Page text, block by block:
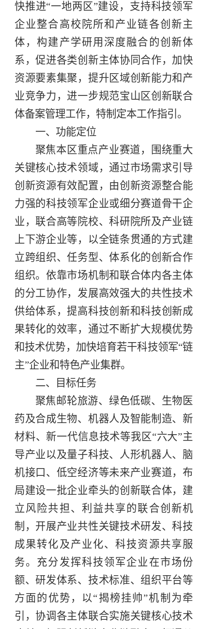
快推进“一地两区”建设， 支持科技领军
企业整合高校院所和产业链各创新主
体，构建产学研用深度融合的创新体
系，促进各类创新主体协同合作，加快
资源要素集聚，提升区域创新能力和产
业竞争力，进一步规范宝山区创新联合
体备案管理工作，特制定本工作指引。
一、功能定位
聚焦本区重点产业赛道，围绕重大
关键核心技术领域，通过市场需求引导
创新资源有效配置，由创新资源整合能
力强的科技领军企业或细分赛道骨干企
业， 联合高等院校、科研院所及产业链
上下游企业等，以全链条贯通的方式建
立跨组织、任务型、体系化的创新合作
组织。依靠市场机制和联合体内各主体
的分工协作，发展高效强大的共性技术
供给体系，提高科技创新和科技创新成
果转化的效率，通过不断扩大规模优势
和技术优势，加快培育若干科技领军“链
主”企业和特色产业集群。
二、目标任务
聚焦邮轮旅游、绿色低碳、生物医
药及合成生物、机器人及智能制造、新
材料、新一代信息技术等我区“六大”主
导产业以及量子科技、人形机器人、脑
机接口、低空经济等未来产业赛道，布
局建设一批企业牵头的创新联合体，建
立风险共担、利益共享的联合创新机
制，开展产业共性关键技术研发、科技
成果转化及产业化、科技资源共享服
务。充分发挥科技领军企业在市场份
额、研发体系、技术标准、组织平台等
方面的优势， 以“揭榜挂帅”机制为牵
引，协调各主体联合实施关键核心技术